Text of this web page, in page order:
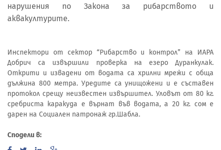
нарушения по Закона за рибарството и
аквакултурите.
Инспектори от сектор “Рибарство и контрол” на ИАРА
Добрич са извършили проверка на езеро Дуранкулак.
Открити и извадени от водата са хрилни мрежи с обща
дължина 800 метра. Уредите са унищожени и e съставен
протокол срещу неизвестен извършител. Уловът от 80 кг.
сребриста каракуда е върнат във водата, а 20 кг. сом е
дарен на Социален патронаж гр.Шабла.
Сподели в: